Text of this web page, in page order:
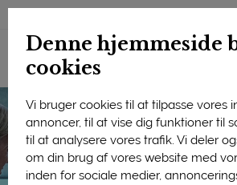
Denne hjemmeside
cookies
Vi bruger cookies til at tilpasse vores
annoncer, til at vise dig funktioner til
til at analysere vores trafik. Vi deler
om din brug af vores website med
inden for sociale medier,